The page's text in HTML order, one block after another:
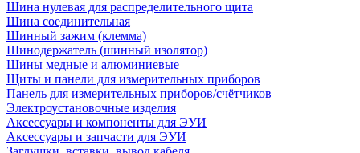
Шина нулевая для распределительного щита
Шина соединительная
Шинный зажим (клемма)
Шинодержатель (шинный изолятор)
Шины медные и алюминиевые
Щиты и панели для измерительных приборов
Панель для измерительных приборов/счётчиков
Электроустановочные изделия
Аксессуары и компоненты для ЭУИ
Аксессуары и запчасти для ЭУИ